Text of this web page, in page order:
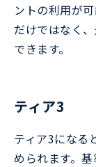
ントの利用が
だけではなく
できます。
ティア3
ティア3になる
められます。